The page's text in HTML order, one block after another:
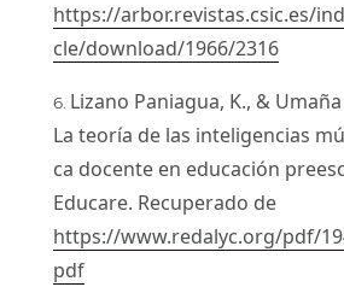
https://arbor.revistas.csic.es/
cle/download/1966/2316
Lizano Paniagua, K., &
La teoría de las inteligencias
ca docente en educación
Educare. Recuperado de
https://www.redalyc.org/pdf/
pdf